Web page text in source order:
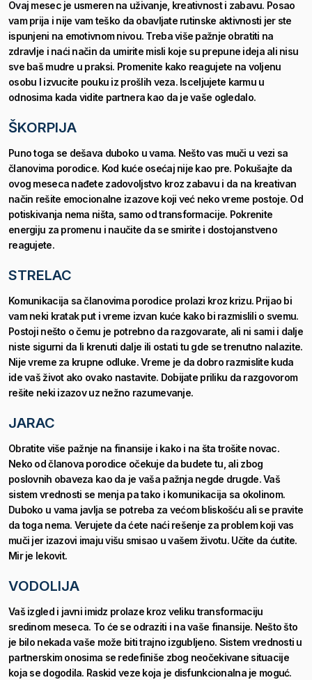
Ovaj mesec je usmeren na uživanje, kreativnost i zabavu. Posao
vam prija i nije vam teško da obavljate rutinske aktivnosti jer ste
ispunjeni na emotivnom nivou. Treba više pažnje obratiti na
zdravlje i naći način da umirite misli koje su prepune ideja ali nisu
sve baš mudre u praksi. Promenite kako reagujete na voljenu
osobu I izvucite pouku iz prošlih veza. Isceljujete karmu u
odnosima kada vidite partnera kao da je vaše ogledalo.
ŠKORPIJA
Puno toga se dešava duboko u vama. Nešto vas muči u vezi sa
članovima porodice. Kod kuće osećaj nije kao pre. Pokušajte da
ovog meseca nađete zadovoljstvo kroz zabavu i da na kreativan
način rešite emocionalne izazove koji već neko vreme postoje. Od
potiskivanja nema ništa, samo od transformacije. Pokrenite
energiju za promenu i naučite da se smirite i dostojanstveno
reagujete.
STRELAC
Komunikacija sa članovima porodice prolazi kroz krizu. Prijao bi
vam neki kratak put i vreme izvan kuće kako bi razmislili o svemu.
Postoji nešto o čemu je potrebno da razgovarate, ali ni sami i dalje
niste sigurni da li krenuti dalje ili ostati tu gde se trenutno nalazite.
Nije vreme za krupne odluke. Vreme je da dobro razmislite kuda
ide vaš život ako ovako nastavite. Dobijate priliku da razgovorom
rešite neki izazov uz nežno razumevanje.
JARAC
Obratite više pažnje na finansije i kako i na šta trošite novac.
Neko od članova porodice očekuje da budete tu, ali zbog
poslovnih obaveza kao da je vaša pažnja negde drugde. Vaš
sistem vrednosti se menja pa tako i komunikacija sa okolinom.
Duboko u vama javlja se potreba za većom bliskošću ali se pravite
da toga nema. Verujete da ćete naći rešenje za problem koji vas
muči jer izazovi imaju višu smisao u vašem životu. Učite da ćutite.
Mir je lekovit.
VODOLIJA
Vaš izgled i javni imidz prolaze kroz veliku transformaciju
sredinom meseca. To će se odraziti i na vaše finansije. Nešto što
je bilo nekada vaše može biti trajno izgubljeno. Sistem vrednosti u
partnerskim onosima se redefiniše zbog neočekivane situacije
koja se dogodila. Raskid veze koja je disfunkcionalna je moguć.